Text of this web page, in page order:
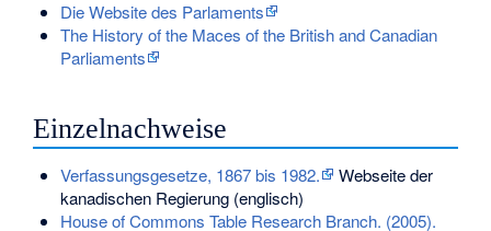
Die Website des Parlaments
The History of the Maces of the British and Canadian
Parliaments
Einzelnachweise
Verfassungsgesetze, 1867 bis 1982.
Webseite der
kanadischen Regierung (englisch)
House of Commons Table Research Branch. (2005).